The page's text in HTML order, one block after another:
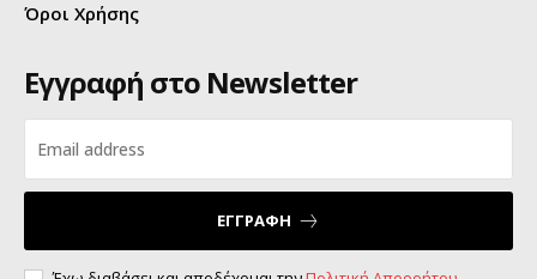
Όροι Χρήσης
Εγγραφή στο Newsletter
ΕΓΓΡΑΦΗ